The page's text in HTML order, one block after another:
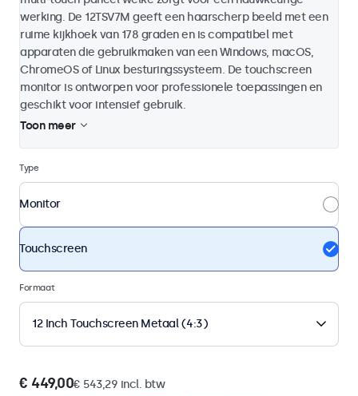
werking. De 12TSV7M geeft een haarscherp beeld met een
ruime kijkhoek van 178 graden en is compatibel met
apparaten die gebruikmaken van een Windows, macOS,
ChromeOS of Linux besturingssysteem. De touchscreen
monitor is ontworpen voor professionele toepassingen en
geschikt voor intensief gebruik.
Toon meer
Type
Monitor
Touchscreen
Formaat
12 Inch Touchscreen Metaal (4:3)
€ 449,00€ 543,29 incl. btw